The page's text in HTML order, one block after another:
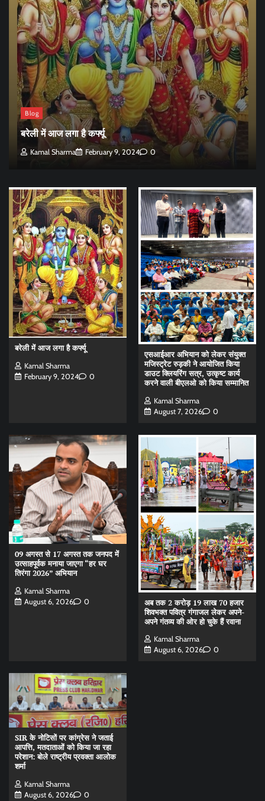
Blog
बरेली में आज लगा है कर्फ्यू
Kamal Sharma February 9, 2024 0
बरेली में आज लगा है कर्फ्यू
Kamal Sharma
February 9, 2024
0
एसआईआर अभियान को लेकर संयुक्त
मजिस्ट्रेट रुड़की ने आयोजित किया
डाउट क्लियरिंग सत्र, उत्कृष्ट कार्य
करने वाली बीएलओ को किया सम्मानित
Kamal Sharma
August 7, 2026
0
09 अगस्त से 17 अगस्त तक जनपद में
उत्साहपूर्वक मनाया जाएगा “हर घर
तिरंगा 2026” अभियान
Kamal Sharma
August 6, 2026
0
अब तक 2 करोड़ 19 लाख 70 हजार
शिवभक्त पवित्र गंगाजल लेकर अपने-
अपने गंतव्य की ओर हो चुके हैं रवाना
Kamal Sharma
August 6, 2026
0
SIR के नोटिसों पर कांग्रेस ने जताई
आपत्ति, मतदाताओं को किया जा रहा
परेशान: बोले राष्ट्रीय प्रवक्ता आलोक
शर्मा
Kamal Sharma
August 6, 2026
0